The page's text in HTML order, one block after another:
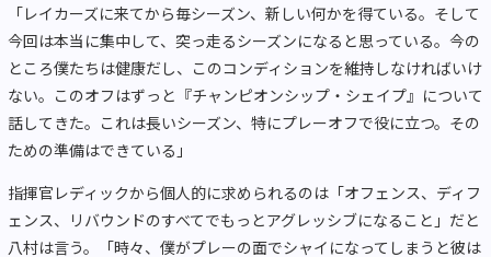
「レイカーズに来てから毎シーズン、新しい何かを得ている。そして
今回は本当に集中して、突っ走るシーズンになると思っている。今の
ところ僕たちは健康だし、このコンディションを維持しなければいけ
ない。このオフはずっと『チャンピオンシップ・シェイプ』について
話してきた。これは長いシーズン、特にプレーオフで役に立つ。その
ための準備はできている」
指揮官レディックから個人的に求められるのは「オフェンス、ディフ
ェンス、リバウンドのすべてでもっとアグレッシブになること」だと
八村は言う。「時々、僕がプレーの面でシャイになってしまうと彼は